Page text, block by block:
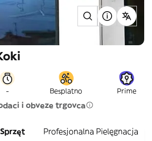
- Besplatno Prime
i obveze trgovca
Profesjonalna Pielęgnacja